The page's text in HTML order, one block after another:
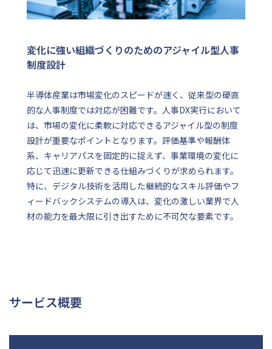
変化に強い組織づくりのためのアジャイル型人事
制度設計
半導体産業は市場変化のスピードが速く、従来型の硬直
的な人事制度では対応が困難です。人事DX実行において
は、市場の変化に柔軟に対応できるアジャイル型の制度
設計が重要なポイントとなります。評価基準や報酬体
系、キャリアパスを固定的に捉えず、事業環境の変化に
応じて迅速に更新できる仕組みづくりが求められます。
特に、デジタル技術を活用した継続的なスキル評価やフ
ィードバックシステムの導入は、変化の激しい業界で人
材の能力を最大限に引き出すために不可欠な要素です。
サービス概要